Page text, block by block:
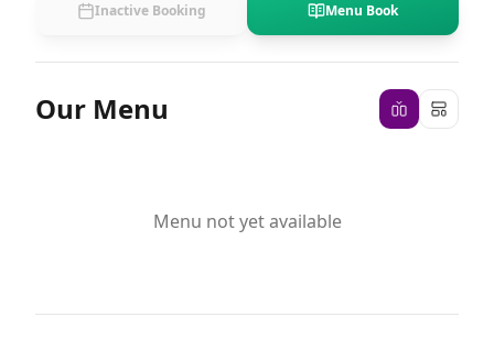
Inactive Booking Menu Book
Our Menu
Menu not yet available